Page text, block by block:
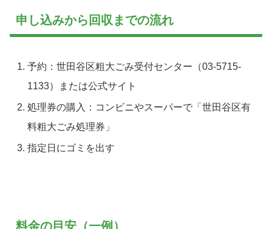
申し込みから回収までの流れ
予約：世田谷区粗大ごみ受付センター（03-5715-
1133）または公式サイト
処理券の購入：コンビニやスーパーで「世田谷区有
料粗大ごみ処理券」
指定日にゴミを出す
料金の目安（一例）